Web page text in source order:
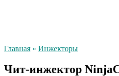
Главная » Инжекторы
Чит-инжектор